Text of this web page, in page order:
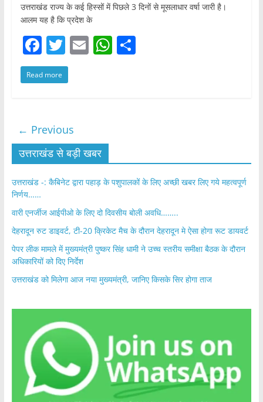
उत्तराखंड राज्य के कई हिस्सों में पिछले 3 दिनों से मूसलाधार वर्षा जारी है।
आलम यह है कि प्रदेश के
F
a
c
o
o
k
T
w
itt
E W
p
S
Read more
← Previous
उत्तराखंड से बड़ी खबर
उत्तराखंड -: कैबिनेट द्वारा पहाड़ के पशुपालकों के लिए अच्छी खबर लिए गये महत्वपूर्ण
निर्णय……
वारी एनर्जीज आईपीओ के लिए दो दिवसीय बोली अवधि……..
देहरादून रुट डाइवर्ट, टी-20 क्रिकेट मैच के दौरान देहरादून मे ऐसा होगा रूट डायवर्ट
पेपर लीक मामले में मुख्यमंत्री पुष्कर सिंह धामी ने उच्च स्तरीय समीक्षा बैठक के दौरान
अधिकारियों को दिए निर्देश
उत्तराखंड को मिलेगा आज नया मुख्यमंत्री, जानिए किसके सिर होगा ताज